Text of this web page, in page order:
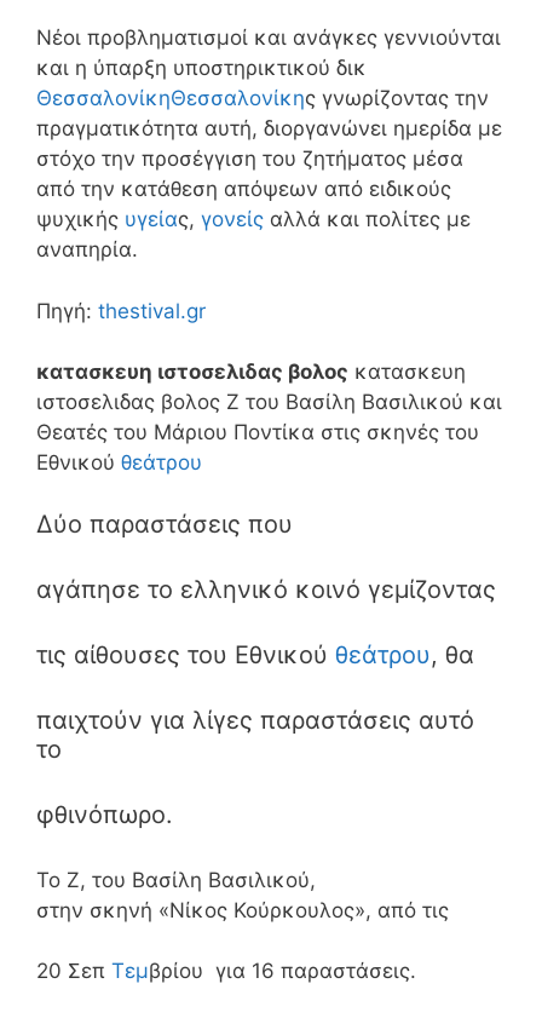
Νέοι προβληματισμοί και ανάγκες γεννιούνται
και η ύπαρξη υποστηρικτικού δικ
ΘεσσαλονίκηΘεσσαλονίκης γνωρίζοντας την
πραγματικότητα αυτή, διοργανώνει ημερίδα με
στόχο την προσέγγιση του ζητήματος μέσα
από την κατάθεση απόψεων από ειδικούς
ψυχικής υγείας, γονείς αλλά και πολίτες με
αναπηρία.
Πηγή: thestival.gr
κατασκευη ιστοσελιδας βολος κατασκευη
ιστοσελιδας βολος Ζ του Βασίλη Βασιλικού και
Θεατές του Μάριου Ποντίκα στις σκηνές του
Εθνικού θεάτρου
Δύο παραστάσεις που
αγάπησε το ελληνικό κοινό γεμίζοντας
τις αίθουσες του Εθνικού θεάτρου, θα
παιχτούν για λίγες παραστάσεις αυτό
το
φθινόπωρο.
Το Ζ, του Βασίλη Βασιλικού,
στην σκηνή «Νίκος Κούρκουλος», από τις
20 Σεπ Τεμβρίου για 16 παραστάσεις.